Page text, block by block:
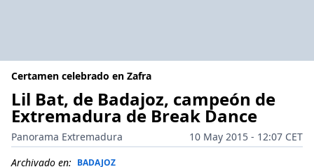
Certamen celebrado en Zafra
Lil Bat, de Badajoz, campeón de
Extremadura de Break Dance
Panorama Extremadura
10 May 2015 - 12:07 CET
Archivado en: BADAJOZ